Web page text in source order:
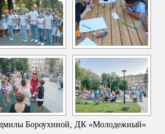
Бороухиной, ДК «Молодежный»